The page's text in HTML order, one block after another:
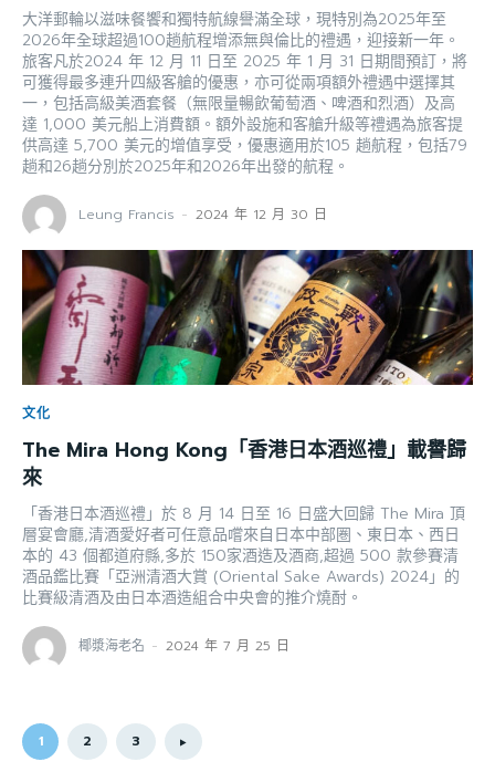
大洋郵輪以滋味餐饗和獨特航線譽滿全球，現特別為2025年至
2026年全球超過100趟航程增添無與倫比的禮遇，迎接新一年。
旅客凡於2024 年 12 月 11 日至 2025 年 1 月 31 日期間預訂，將
可獲得最多連升四級客艙的優惠，亦可從兩項額外禮遇中選擇其
一，包括高級美酒套餐（無限量暢飲葡萄酒、啤酒和烈酒）及高
達 1,000 美元船上消費額。額外設施和客艙升級等禮遇為旅客提
供高達 5,700 美元的增值享受，優惠適用於105 趟航程，包括79
趟和26趟分別於2025年和2026年出發的航程。
Leung Francis - 2024 年 12 月 30 日
文化
The Mira Hong Kong「香港日本酒巡禮」載譽歸
來
「香港日本酒巡禮」於 8 月 14 日至 16 日盛大回歸 The Mira 頂
層宴會廳,清酒愛好者可任意品嚐來自日本中部圏、東日本、西日
本的 43 個都道府縣,多於 150家酒造及酒商,超過 500 款參賽清
酒品鑑比賽「亞洲清酒大賞 (Oriental Sake Awards) 2024」的
比賽級清酒及由日本酒造組合中央會的推介燒酎。
椰漿海老名 - 2024 年 7 月 25 日
1 2 3